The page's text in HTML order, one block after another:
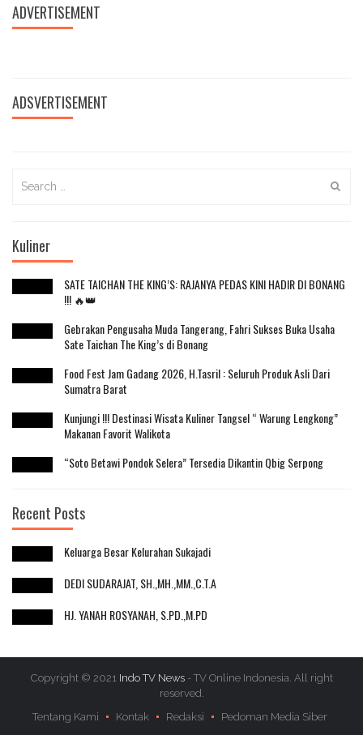
ADVERTISEMENT
ADSVERTISEMENT
for:
Kuliner
SATE TAICHAN THE KING’S: RAJANYA PEDAS KINI HADIR DI BONANG
!!! 🔥👑
Gebrakan Pengusaha Muda Tangerang, Fahri Sukses Buka Usaha
Sate Taichan The King’s di Bonang
Food Fest Jam Gadang 2026, H.Tasril : Seluruh Produk Asli Dari
Sumatra Barat
Kunjungi !!! Destinasi Wisata Kuliner Tangsel “ Warung Lengkong”
Makanan Favorit Walikota
“Soto Betawi Pondok Selera” Tersedia Dikantin Qbig Serpong
Recent Posts
Keluarga Besar Kelurahan Sukajadi
DEDI SUDARAJAT, SH.,MH.,MM.,C.T.A
HJ. YANAH ROSYANAH, S.PD.,M.PD
Copyright © 2021 Indo TV News - TV Online Indonesia. All right
reserved.
Tentang Kami
Kontak Redaksi Pedoman Media Siber